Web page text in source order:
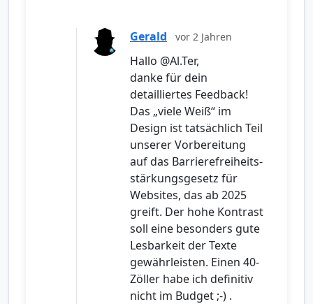
Gerald vor 2 Jahren
Hallo @Al.Ter,
danke für dein
detailliertes Feedback!
Das „viele Weiß“ im
Design ist tatsächlich Teil
unserer Vorbereitung
auf das Barrierefreiheits­­
stärkungsgesetz für
Websites, das ab 2025
greift. Der hohe Kontrast
soll eine besonders gute
Lesbarkeit der Texte
gewährleisten. Einen 40-
Zöller habe ich definitiv
nicht im Budget ;-) .